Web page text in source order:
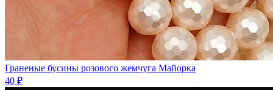
Граненые бусины розового жемчуга Майорка
40 ₽